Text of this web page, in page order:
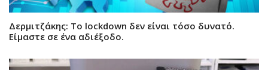
Δερμιτζάκης: Το lockdown δεν είναι τόσο δυνατό.
Είμαστε σε ένα αδιέξοδο.